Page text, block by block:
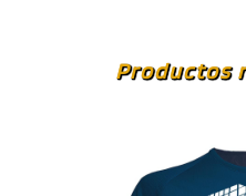
Productos